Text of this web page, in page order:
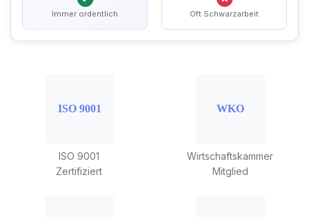
Immer ordentlich Oft Schwarzarbeit
ISO 9001
Zertifiziert
Wirtschaftskammer
Mitglied